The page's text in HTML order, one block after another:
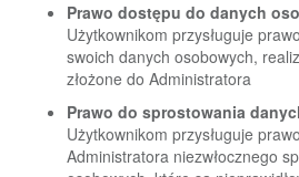
Prawo dostępu do danych
Użytkownikom przysługuje
swoich danych osobowych,
złożone do Administratora
Prawo do sprostowania
Użytkownikom przysługuje
Administratora niezwłocznego